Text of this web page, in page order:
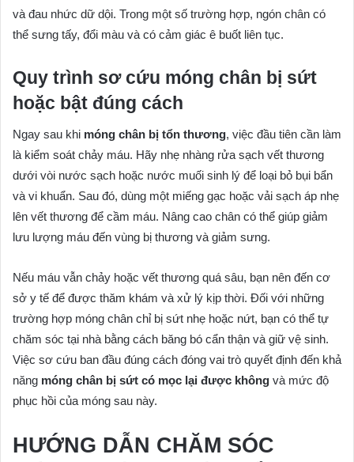
và đau nhức dữ dội. Trong một số trường hợp, ngón chân có
thể sưng tấy, đổi màu và có cảm giác ê buốt liên tục.
Quy trình sơ cứu móng chân bị sứt
hoặc bật đúng cách
Ngay sau khi móng chân bị tổn thương, việc đầu tiên cần làm
là kiểm soát chảy máu. Hãy nhẹ nhàng rửa sạch vết thương
dưới vòi nước sạch hoặc nước muối sinh lý để loại bỏ bụi bẩn
và vi khuẩn. Sau đó, dùng một miếng gạc hoặc vải sạch áp nhẹ
lên vết thương để cầm máu. Nâng cao chân có thể giúp giảm
lưu lượng máu đến vùng bị thương và giảm sưng.
Nếu máu vẫn chảy hoặc vết thương quá sâu, bạn nên đến cơ
sở y tế để được thăm khám và xử lý kịp thời. Đối với những
trường hợp móng chân chỉ bị sứt nhẹ hoặc nứt, bạn có thể tự
chăm sóc tại nhà bằng cách băng bó cẩn thận và giữ vệ sinh.
Việc sơ cứu ban đầu đúng cách đóng vai trò quyết định đến khả
năng móng chân bị sứt có mọc lại được không và mức độ
phục hồi của móng sau này.
HƯỚNG DẪN CHĂM SÓC